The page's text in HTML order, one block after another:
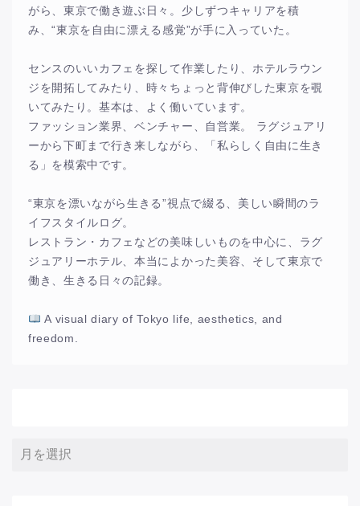
がら、東京で働き遊ぶ日々。少しずつキャリアを積
み、“東京を自由に漂える感覚”が手に入っていた。
センスのいいカフェを探して作業したり、ホテルラウン
ジを開拓してみたり、時々ちょっと背伸びした東京を覗
いてみたり。基本は、よく働いています。
ファッション業界、ベンチャー、自営業。 ラグジュアリ
ーから下町まで行き来しながら、「私らしく自由に生き
る」を模索中です。
“東京を漂いながら生きる”視点で綴る、美しい瞬間のラ
イフスタイルログ。
レストラン・カフェなどの美味しいものを中心に、ラグ
ジュアリーホテル、本当によかった美容、そして東京で
働き、生きる日々の記録。
A visual diary of Tokyo life, aesthetics, and
freedom.